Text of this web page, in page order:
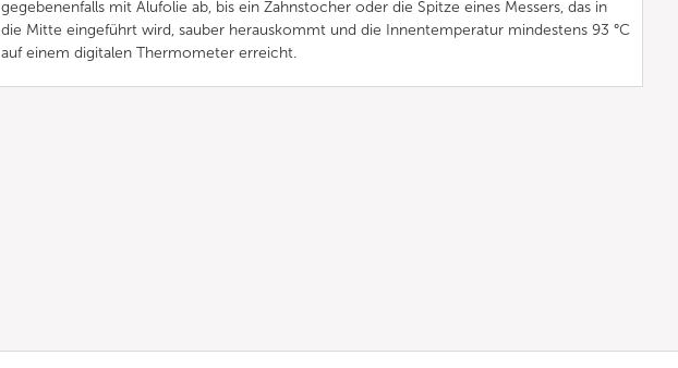
gegebenenfalls mit Alufolie ab, bis ein Zahnstocher oder die Spitze eines Messers, das in
die Mitte eingeführt wird, sauber herauskommt und die Innentemperatur mindestens 93 °C
auf einem digitalen Thermometer erreicht.